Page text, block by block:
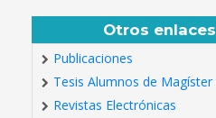
Otros enlaces
Publicaciones
Tesis Alumnos de Magíster
Revistas Electrónicas